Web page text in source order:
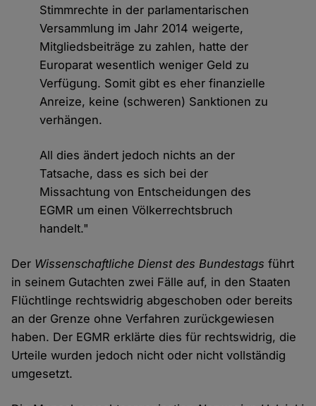
Stimmrechte in der parlamentarischen
Versammlung im Jahr 2014 weigerte,
Mitgliedsbeiträge zu zahlen, hatte der
Europarat wesentlich weniger Geld zu
Verfügung. Somit gibt es eher finanzielle
Anreize, keine (schweren) Sanktionen zu
verhängen.
All dies ändert jedoch nichts an der
Tatsache, dass es sich bei der
Missachtung von Entscheidungen des
EGMR um einen Völkerrechtsbruch
handelt."
Der Wissenschaftliche Dienst des Bundestags führt
in seinem Gutachten zwei Fälle auf, in den Staaten
Flüchtlinge rechtswidrig abgeschoben oder bereits
an der Grenze ohne Verfahren zurückgewiesen
haben. Der EGMR erklärte dies für rechtswidrig, die
Urteile wurden jedoch nicht oder nicht vollständig
umgesetzt.